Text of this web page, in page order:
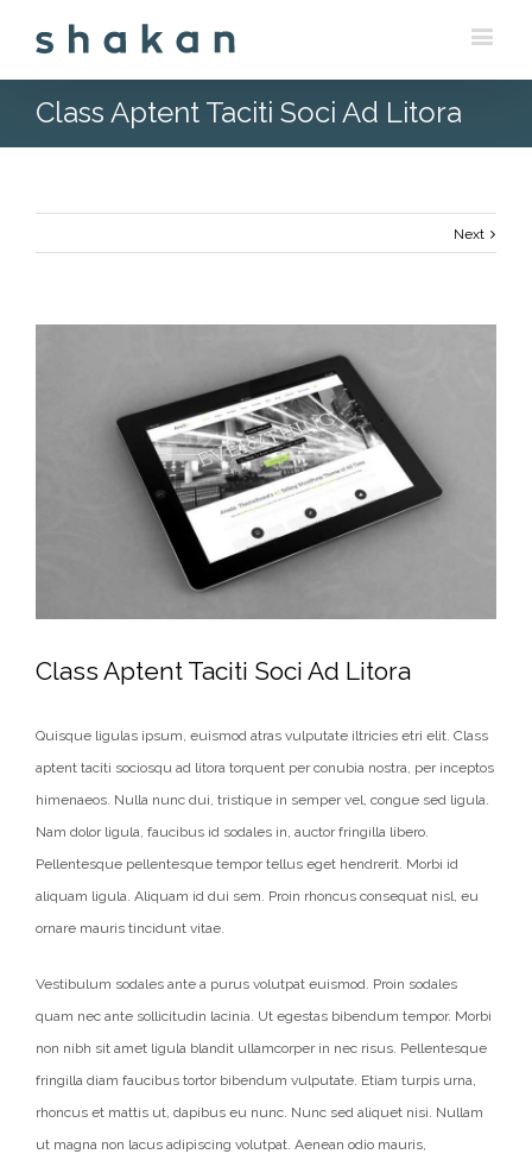
Class Aptent Taciti Soci Ad Litora
Next
Class Aptent Taciti Soci Ad Litora
Quisque ligulas ipsum, euismod atras vulputate iltricies etri elit. Class
aptent taciti sociosqu ad litora torquent per conubia nostra, per inceptos
himenaeos. Nulla nunc dui, tristique in semper vel, congue sed ligula.
Nam dolor ligula, faucibus id sodales in, auctor fringilla libero.
Pellentesque pellentesque tempor tellus eget hendrerit. Morbi id
aliquam ligula. Aliquam id dui sem. Proin rhoncus consequat nisl, eu
ornare mauris tincidunt vitae.
Vestibulum sodales ante a purus volutpat euismod. Proin sodales
quam nec ante sollicitudin lacinia. Ut egestas bibendum tempor. Morbi
non nibh sit amet ligula blandit ullamcorper in nec risus. Pellentesque
fringilla diam faucibus tortor bibendum vulputate. Etiam turpis urna,
rhoncus et mattis ut, dapibus eu nunc. Nunc sed aliquet nisi. Nullam
ut magna non lacus adipiscing volutpat. Aenean odio mauris,